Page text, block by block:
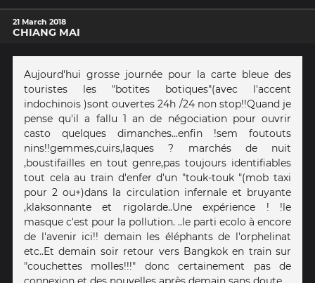
21 March 2018
CHIANG MAI
Aujourd'hui grosse journée pour la carte bleue des
touristes les "botites botiques"(avec l'accent
indochinois )sont ouvertes 24h /24 non stop!!Quand je
pense qu'il a fallu 1 an de négociation pour ouvrir
casto quelques dimanches...enfin !sem foutouts
nins!!gemmes,cuirs,laques ? marchés de nuit
,boustifailles en tout genre,pas toujours identifiables
tout cela au train d'enfer d'un "touk-touk "(mob taxi
pour 2 ou+)dans la circulation infernale et bruyante
,klaksonnante et rigolarde..Une expérience ! !le
masque c'est pour la pollution. ..le parti ecolo à encore
de l'avenir ici!! demain les éléphants de l'orphelinat
etc..Et demain soir retour vers Bangkok en train sur
"couchettes molles!!!" donc certainement pas de